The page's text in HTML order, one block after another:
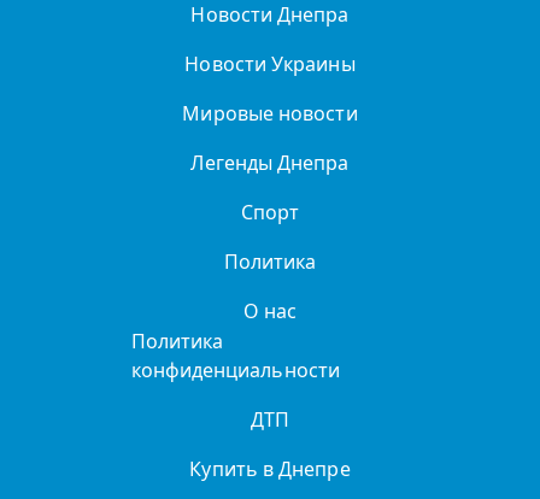
Новости Днепра
Новости Украины
Мировые новости
Легенды Днепра
Спорт
Политика
О нас
Политика
конфиденциальности
ДТП
Купить в Днепре